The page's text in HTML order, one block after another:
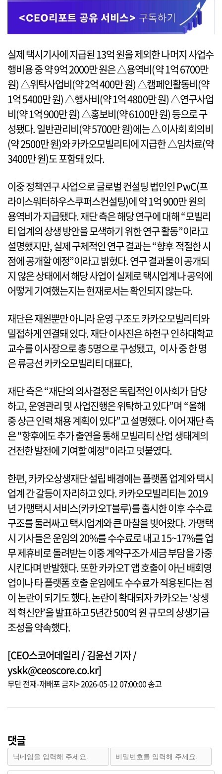
실제 택시기사에 지급된 13억 원을 제외한 나머지 사업수
행비용 중 약 9억 2000만 원은 △용역비(약 1억 6700만
원) △위탁사업비(약 2억 400만 원) △캠페인활동비(약
1억 5400만 원) △행사비(약 1억 4800만 원) △연구사업
비(약 1억 900만 원) △홍보비(약 6100만 원) 등으로 구
성됐다. 일반관리비(약 5700만 원)에는 △이사회 회의비
(약 2500만 원)와 카카오모빌리티에 지급한 △임차료(약
3400만 원)도 포함돼 있다.
이중 정책연구 사업으로 글로벌 컨설팅 법인인 PwC(프
라이스워터하우스쿠퍼스컨설팅)에 약 1억 900만 원의
용역비가 지급됐다. 재단 측은 해당 연구에 대해 “모빌리
티 업계의 상생 방안을 모색하기 위한 연구 활동”이라고
설명했지만, 실제 구체적인 연구 결과는 “향후 적절한 시
점에 공개할 예정”이라고 밝혔다. 연구 결과물이 공개되
지 않은 상태에서 해당 사업이 실제로 택시업계나 공익에
어떻게 기여했는지는 현재로서는 확인되지 않는다.
재단은 재원뿐만 아니라 운영 구조도 카카오모빌리티와
밀접하게 연결돼 있다. 재단 이사진은 하헌구 인하대학교
교수를 이사장으로 총 5명으로 구성됐고, 이사 중 한 명
은 류긍선 카카오모빌리티 대표다.
재단 측은 “재단의 의사결정은 독립적인 이사회가 담당
하고, 운영관리 및 사업진행은 위탁하고 있다”며 “올해
중 상근 인력 채용 계획이 있다”고 설명했다. 이어 재단 측
은 "향후에도 추가 출연을 통해 모빌리티 산업 생태계의
건전한 발전에 기여할 예정"이라고 덧붙였다.
한편, 카카오상생재단 설립 배경에는 플랫폼 업계와 택시
업계 간 갈등이 자리하고 있다. 카카오모빌리티는 2019
년 가맹택시 서비스(카카오T블루)를 출시한 이후 수수료
구조를 둘러싸고 택시업계와 큰 마찰을 빚어왔다. 가맹택
시 기사들은 운임의 20%를 수수료로 내고 15~17%를 업
무 제휴비로 돌려받는 이중 계약구조가 세금 부담을 가중
시킨다며 반발했다. 또한 카카오T 앱 호출이 아닌 배회영
업이나 타 플랫폼 호출 운임에도 수수료가 적용된다는 점
이 논란이 되기도 했다. 논란이 확대되자 카카오는 ‘상생
적 혁신안’을 발표하고 5년간 500억 원 규모의 상생기금
조성을 약속했다.
[CEO스코어데일리 / 김윤선 기자 /
yskk@ceoscore.co.kr]
무단 전재-재배포 금지> 2026-05-12 07:00:00 송고
댓글